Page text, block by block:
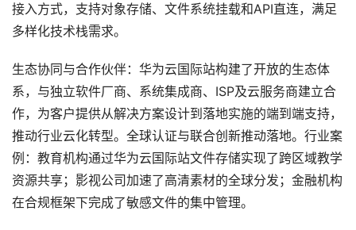
接入方式，支持对象存储、文件系统挂载和API直连，满足
多样化技术栈需求。
生态协同与合作伙伴：华为云国际站构建了开放的生态体
系，与独立软件厂商、系统集成商、ISP及云服务商建立合
作，为客户提供从解决方案设计到落地实施的端到端支持，
推动行业云化转型。全球认证与联合创新推动落地。行业案
例：教育机构通过华为云国际站文件存储实现了跨区域教学
资源共享；影视公司加速了高清素材的全球分发；金融机构
在合规框架下完成了敏感文件的集中管理。